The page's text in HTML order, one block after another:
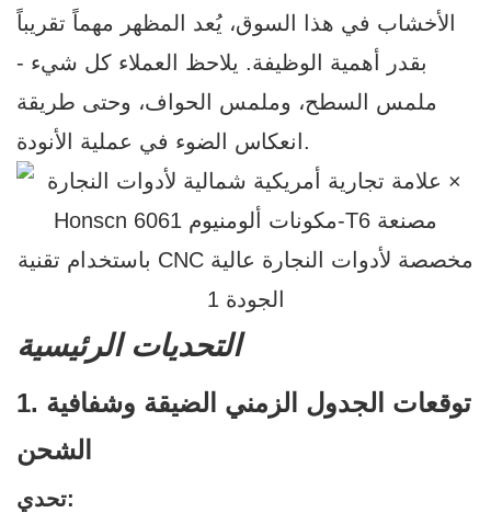
الأخشاب في هذا السوق، يُعد المظهر مهماً تقريباً
بقدر أهمية الوظيفة. يلاحظ العملاء كل شيء -
ملمس السطح، وملمس الحواف، وحتى طريقة
انعكاس الضوء في عملية الأنودة.
التحديات الرئيسية
1. توقعات الجدول الزمني الضيقة وشفافية
الشحن
تحدي: